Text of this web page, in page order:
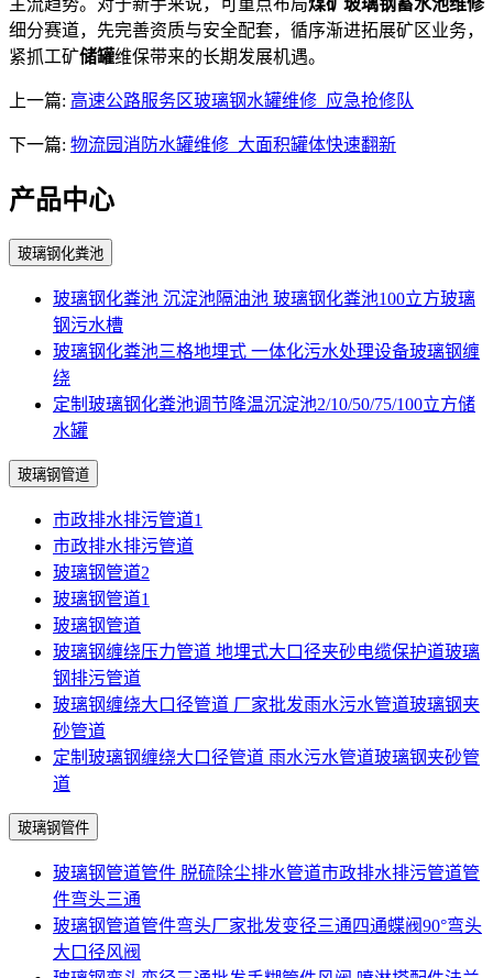
细分赛道，先完善资质与安全配套，循序渐进拓展矿区业务，
紧抓工矿储罐维保带来的长期发展机遇。
上一篇: 高速公路服务区玻璃钢水罐维修_应急抢修队
下一篇: 物流园消防水罐维修_大面积罐体快速翻新
产品中心
玻璃钢化粪池
玻璃钢化粪池 沉淀池隔油池 玻璃钢化粪池100立方玻璃
钢污水槽
玻璃钢化粪池三格地埋式 一体化污水处理设备玻璃钢缠
绕
定制玻璃钢化粪池调节降温沉淀池2/10/50/75/100立方储
水罐
玻璃钢管道
市政排水排污管道1
市政排水排污管道
玻璃钢管道2
玻璃钢管道1
玻璃钢管道
玻璃钢缠绕压力管道 地埋式大口径夹砂电缆保护道玻璃
钢排污管道
玻璃钢缠绕大口径管道 厂家批发雨水污水管道玻璃钢夹
砂管道
定制玻璃钢缠绕大口径管道 雨水污水管道玻璃钢夹砂管
道
玻璃钢管件
玻璃钢管道管件 脱硫除尘排水管道市政排水排污管道管
件弯头三通
玻璃钢管道管件弯头厂家批发变径三通四通蝶阀90°弯头
大口径风阀